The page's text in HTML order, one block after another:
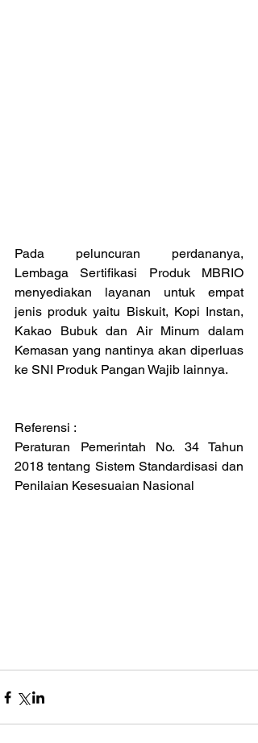
Pada peluncuran perdananya,
Lembaga Sertifikasi Produk MBRIO
menyediakan layanan untuk empat
jenis produk yaitu Biskuit, Kopi Instan,
Kakao Bubuk dan Air Minum dalam
Kemasan yang nantinya akan diperluas
ke SNI Produk Pangan Wajib lainnya.
Referensi :
Peraturan Pemerintah No. 34 Tahun
2018 tentang Sistem Standardisasi dan
Penilaian Kesesuaian Nasional